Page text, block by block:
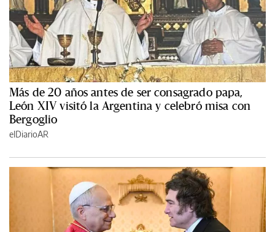
Más de 20 años antes de ser consagrado papa,
León XIV visitó la Argentina y celebró misa con
Bergoglio
elDiarioAR